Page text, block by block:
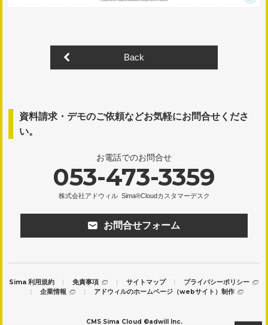
Back
資料請求・デモのご依頼などお気軽にお問合せくださ
い。
お電話でのお問合せ
053-473-3359
株式会社アドウィルSima®Cloudカスタマーデスク
お問合せフォーム
Sima 利用規約 免責事項 サイトマップ
プライバシーポリシー
企業情報
アドウィルのホームページ（webサイト）制作
CMS Sima Cloud©adwill Inc.